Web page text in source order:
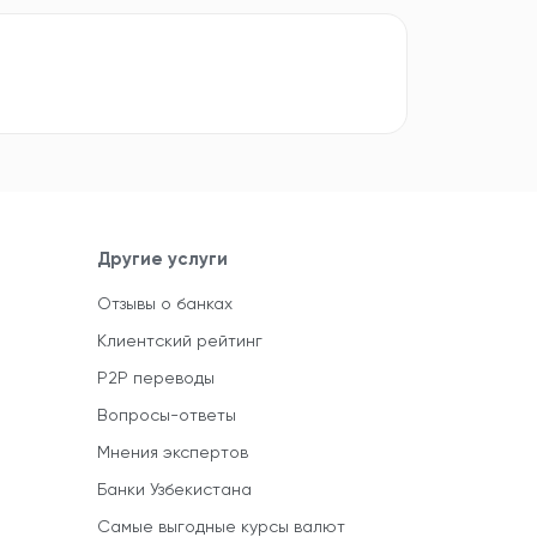
Другие услуги
Отзывы о банках
Клиентский рейтинг
P2P переводы
Вопросы-ответы
Мнения экспертов
Банки Узбекистана
Самые выгодные курсы валют